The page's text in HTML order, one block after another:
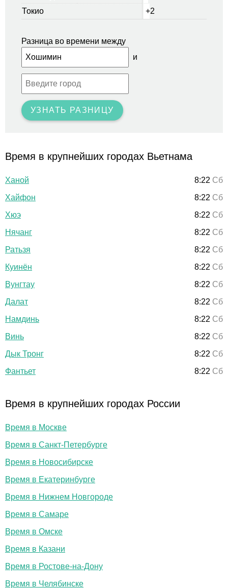
Токио
+2
Разница во времени между
и
УЗНАТЬ РАЗНИЦУ
Время в крупнейших городах Вьетнама
Ханой 8:22 Сб
Хайфон
8:22 Сб
Хюэ
8:22 Сб
Нячанг
8:22 Сб
Ратьзя
8:22 Сб
Куинён
8:22 Сб
Вунгтау
8:22 Сб
Далат
8:22 Сб
Намдинь
8:22 Сб
Винь
8:22 Сб
Дык Тронг
8:22 Сб
Фантьет
8:22 Сб
Время в крупнейших городах России
Время в Москве
Время в Санкт-Петербурге
Время в Новосибирске
Время в Екатеринбурге
Время в Нижнем Новгороде
Время в Самаре
Время в Омске
Время в Казани
Время в Ростове-на-Дону
Время в Челябинске